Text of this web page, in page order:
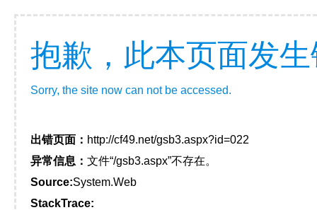
抱歉，此本页面发
Sorry, the site now can not be accessed.
出错页面： http://cf49.net/gsb3.aspx?id=022
异常信息： 文件“/gsb3.aspx”不存在。
Source:System.Web
StackTrace: